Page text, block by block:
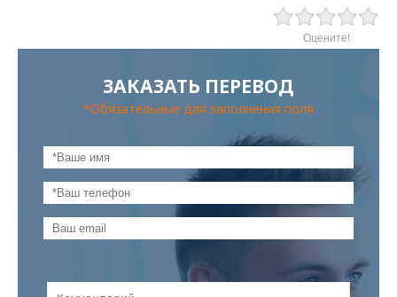
Оцените!
ЗАКАЗАТЬ ПЕРЕВОД
*Обязательные для заполнения поля